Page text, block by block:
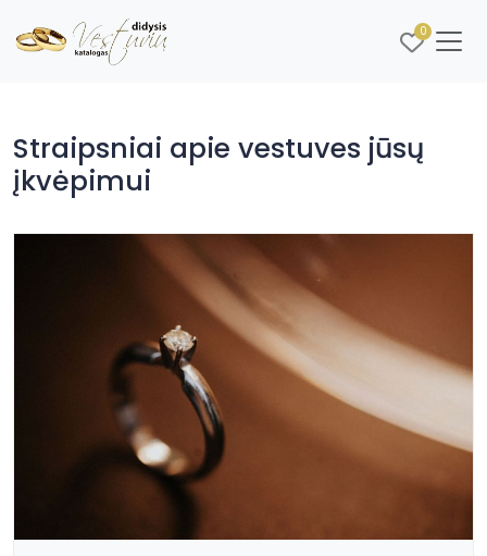
0
Straipsniai apie vestuves jūsų
įkvėpimui